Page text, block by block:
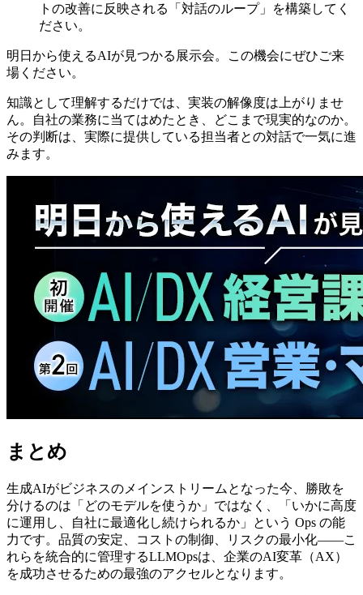
トの改善に反映される「対話のループ」を構築してく
ださい。
明日から使えるAIが見つかる展示会。この機会にぜひご来
場ください。
知識として理解するだけでは、実装の解像度は上がりませ
ん。自社の業務に当てはめたとき、どこまで現実的なのか。
その判断は、実際に提供している担当者との対話で一気に進
みます。
まとめ
生成AIがビジネスのメインストリームとなった今、勝敗を
分けるのは「どのモデルを使うか」ではなく、「いかに高度
に運用し、自社に最適化し続けられるか」という Ops の能
力です。品質の安定、コストの制御、リスクの最小化——こ
れらを統合的に管理するLLMOpsは、企業のAI変革（AX）
を成功させるための最強のアクセルとなります。